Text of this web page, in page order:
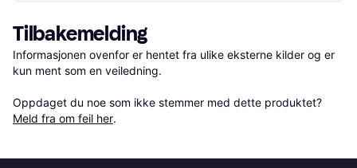
Tilbakemelding
Informasjonen ovenfor er hentet fra ulike eksterne kilder og er
kun ment som en veiledning.
Oppdaget du noe som ikke stemmer med dette produktet?
Meld fra om feil her.